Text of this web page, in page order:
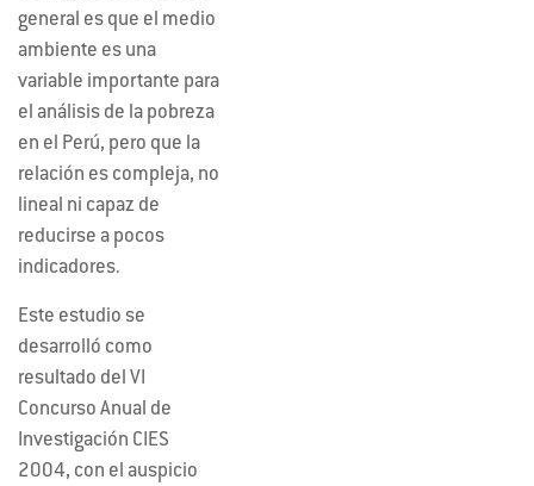
general es que el medio
ambiente es una
variable importante para
el análisis de la pobreza
en el Perú, pero que la
relación es compleja, no
lineal ni capaz de
reducirse a pocos
indicadores.
Este estudio se
desarrolló como
resultado del VI
Concurso Anual de
Investigación CIES
2004, con el auspicio